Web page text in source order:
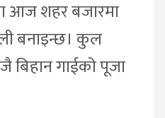
आज शहर बजारमा
बनाइन्छ। कुल
गाईको पूजा